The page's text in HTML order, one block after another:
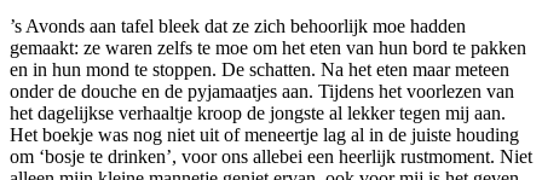
’s Avonds aan tafel bleek dat ze zich behoorlijk moe hadden
gemaakt: ze waren zelfs te moe om het eten van hun bord te pakken
en in hun mond te stoppen. De schatten. Na het eten maar meteen
onder de douche en de pyjamaatjes aan. Tijdens het voorlezen van
het dagelijkse verhaaltje kroop de jongste al lekker tegen mij aan.
Het boekje was nog niet uit of meneertje lag al in de juiste houding
om ‘bosje te drinken’, voor ons allebei een heerlijk rustmoment. Niet